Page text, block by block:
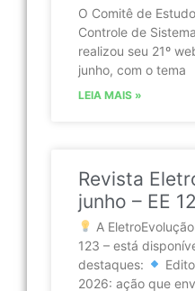
O Comitê de
Controle de
realizou seu 21º
junho, com o tema
LEIA MAIS »
Revista
junho – EE
A
123 – está
destaques:
2026: ação que